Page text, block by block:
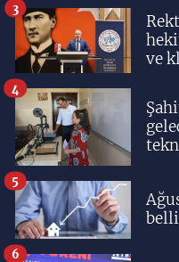
ve
3
4
5
6